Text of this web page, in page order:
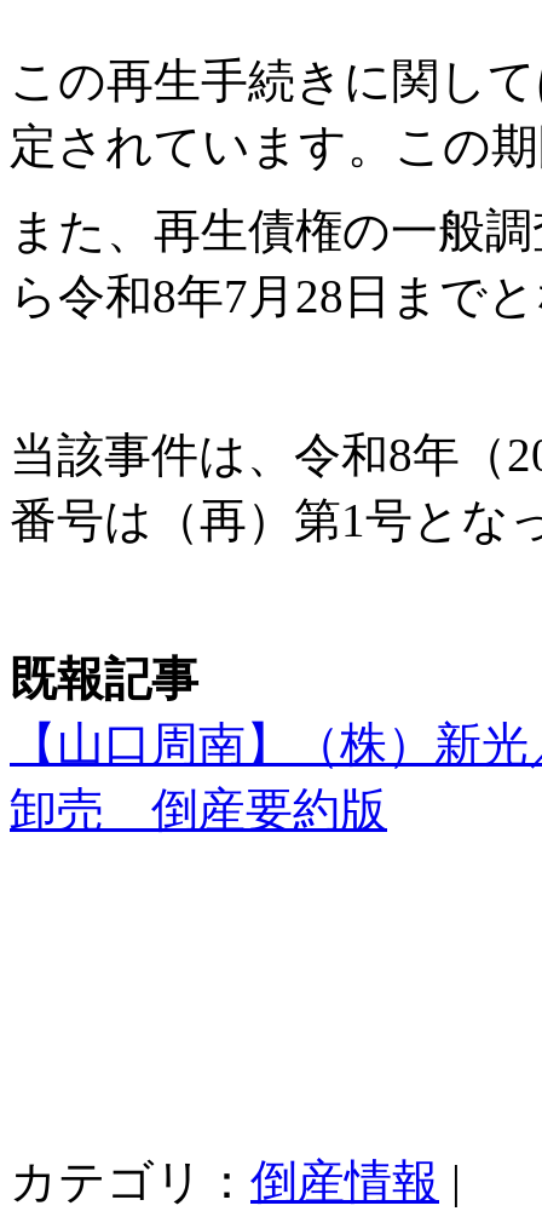
この再生手続きに関し
定されています。この
また、再生債権の一般
ら令和8年7月28日まで
当該事件は、令和8年（
番号は（再）第1号とな
既報記事
【山口周南】（株）新
卸売 倒産要約版
カテゴリ： 倒産情報 |